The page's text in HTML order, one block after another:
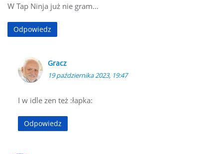
W Tap Ninja już nie gram…
Odpowiedz
Gracz
19 października 2023, 19:47
I w idle zen też :łapka:
Odpowiedz